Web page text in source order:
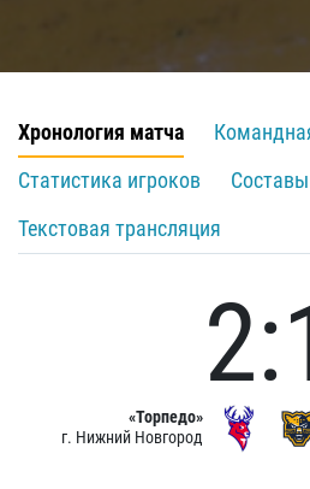
Хронология матча
Статистика игроков
Составы
Текстовая трансляция
«Торпедо»
г. Нижний Новгород